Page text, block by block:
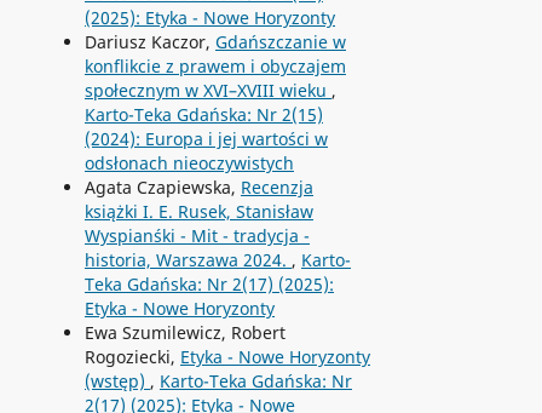
(2025): Etyka - Nowe Horyzonty
Dariusz Kaczor, Gdańszczanie w
konflikcie z prawem i obyczajem
społecznym w XVI–XVIII wieku ,
Karto-Teka Gdańska: Nr 2(15)
(2024): Europa i jej wartości w
odsłonach nieoczywistych
Agata Czapiewska, Recenzja
książki I. E. Rusek, Stanisław
Wyspian´ski - Mit - tradycja -
historia, Warszawa 2024. , Karto-
Teka Gdańska: Nr 2(17) (2025):
Etyka - Nowe Horyzonty
Ewa Szumilewicz, Robert
Rogoziecki, Etyka - Nowe Horyzonty
(wstęp) , Karto-Teka Gdańska: Nr
2(17) (2025): Etyka - Nowe